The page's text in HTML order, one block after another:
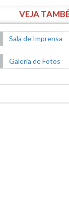
VEJA
Sala de Imprensa
Galeria de Fotos